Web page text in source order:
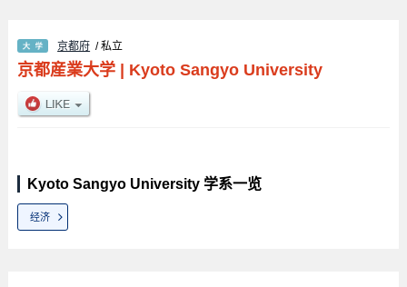
京都府 / 私立
京都産業大学| Kyoto Sangyo University
Kyoto Sangyo University 学系一览
经济